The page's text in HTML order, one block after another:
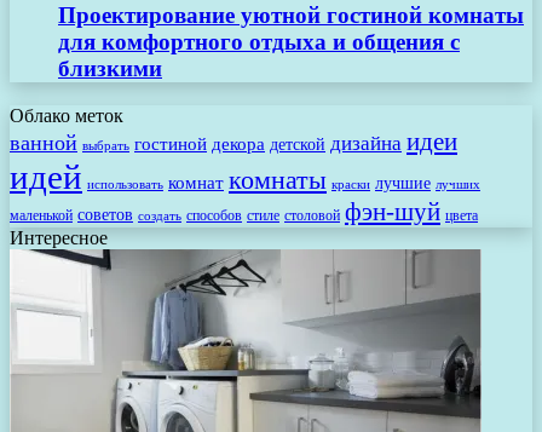
Проектирование уютной гостиной комнаты
для комфортного отдыха и общения с
близкими
Облако меток
ванной выбрать гостиной декора детской дизайна идеи
идей использовать комнат комнаты краски лучшие лучших
маленькой советов создать способов стиле столовой фэн-шуй цвета
Интересное